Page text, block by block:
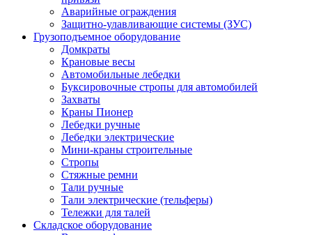
Аварийные ограждения
Защитно-улавливающие системы (ЗУС)
Грузоподъемное оборудование
Домкраты
Крановые весы
Автомобильные лебедки
Буксировочные стропы для автомобилей
Захваты
Краны Пионер
Лебедки ручные
Лебедки электрические
Мини-краны строительные
Стропы
Стяжные ремни
Тали ручные
Тали электрические (тельферы)
Тележки для талей
Складское оборудование